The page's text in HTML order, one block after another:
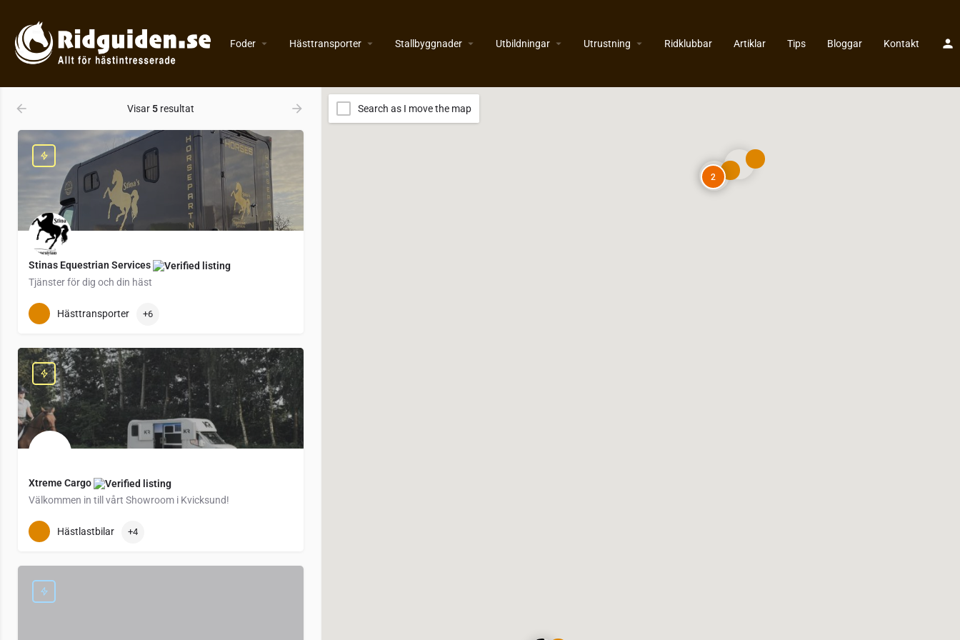
Foder Hästtransporter Stallbyggnader Utbildningar Utrustning Ridklubbar Artiklar Tips Bloggar Kontakt
A - Ö
VIsa
Visar 5 resultat
Stinas Equestrian Services
Tjänster för dig och din häst
Tjänster för dig och din häst
Hästtransporter +6
Xtreme Cargo
Välkommen in till vårt Showroom i Kvicksund!
Välkommen in till vårt Showroom i Kvicksund!
Hästlastbilar +4
2
Search as I move the map